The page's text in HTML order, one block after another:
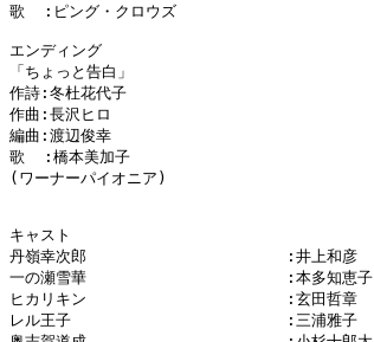
歌  :ピング・クロウズ
エンディング
「ちょっと告白」
作詩:冬杜花代子
作曲:長沢ヒロ
編曲:渡辺俊幸
歌  :橋本美加子
(ワーナーパイオニア)
キャスト
丹嶺幸次郎　　　　　　　　　　　　　:井上和彦
一の瀬雪華　　　　　　　　　　　　　:本多知恵子
ヒカリキン　　　　　　　　　　　　　:玄田哲章
レル王子　　　　　　　　　　　　　　:三浦雅子